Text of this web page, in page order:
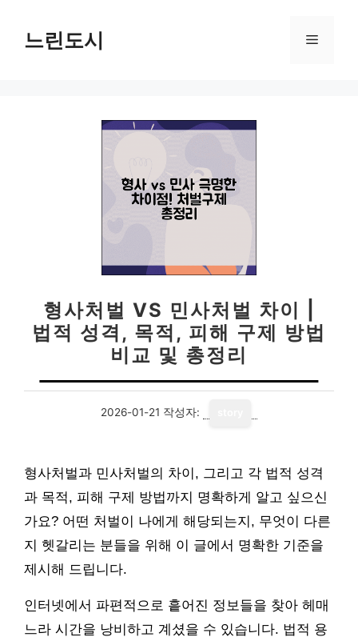
느린도시 메
형사처벌 VS 민사처벌 차이 |
법적 성격, 목적, 피해 구제 방법
비교 및 총정리
2026-01-21 작성자:
형사처벌과 민사처벌의 차이, 그리고 각 법적 성격
과 목적, 피해 구제 방법까지 명확하게 알고 싶으신
가요? 어떤 처벌이 나에게 해당되는지, 무엇이 다른
지 헷갈리는 분들을 위해 이 글에서 명확한 기준을
제시해 드립니다.
인터넷에서 파편적으로 흩어진 정보들을 찾아 헤매
느라 시간을 낭비하고 계셨을 수 있습니다. 법적 용